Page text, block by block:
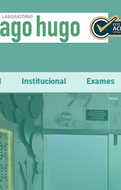
Institucional Exames